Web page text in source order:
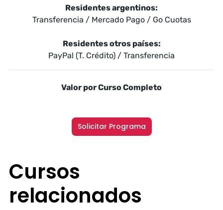
Residentes argentinos:
Transferencia / Mercado Pago / Go Cuotas
Residentes otros países:
PayPal (T. Crédito) / Transferencia
Valor por Curso Completo
Solicitar Programa
Cursos
relacionados